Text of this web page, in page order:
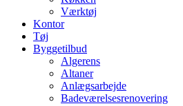
Værktøj
Kontor
Tøj
Byggetilbud
Algerens
Altaner
Anlægsarbejde
Badeværelsesrenovering